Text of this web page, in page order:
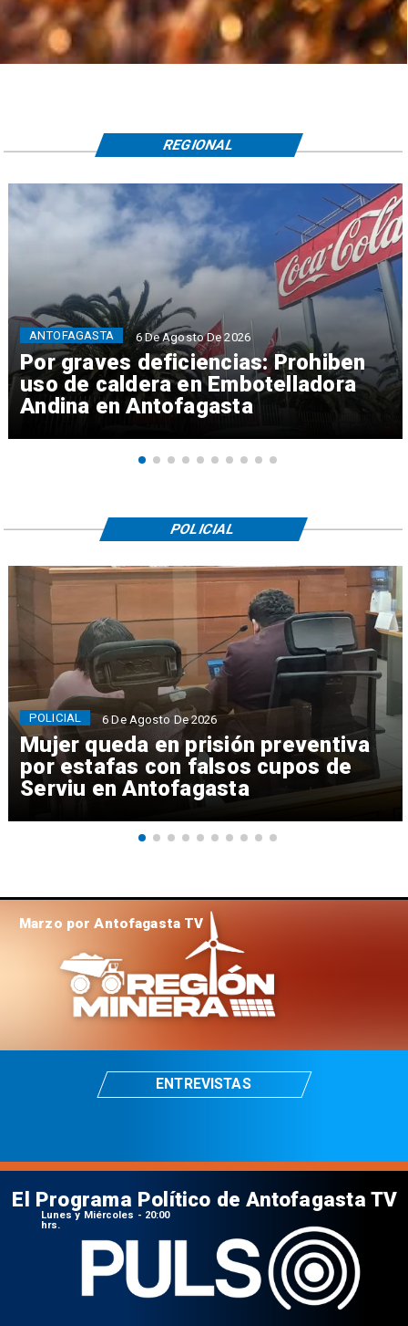
Por graves deficiencias: Prohiben
uso de caldera en Embotelladora
Andina en Antofagasta
ANTOFAGASTA 6 De Agosto De 2026
REGIONAL
Mujer queda en prisión preventiva
por estafas con falsos cupos de
Serviu en Antofagasta
POLICIAL 6 De Agosto De 2026
POLICIAL
Marzo por Antofagasta TV
ENTREVISTAS
El Programa Político de Antofagasta TV
Lunes y Miércoles - 20:00
hrs.